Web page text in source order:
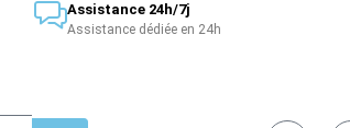
Assistance 24h/7j
Assistance dédiée en 24h